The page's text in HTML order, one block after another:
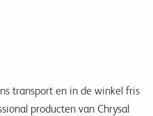
transport en in de winkel fris
producten van Chrysal